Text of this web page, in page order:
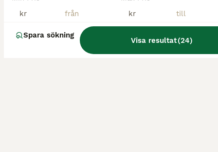
kr
kr
Spara sökning
Visa resultat(24)